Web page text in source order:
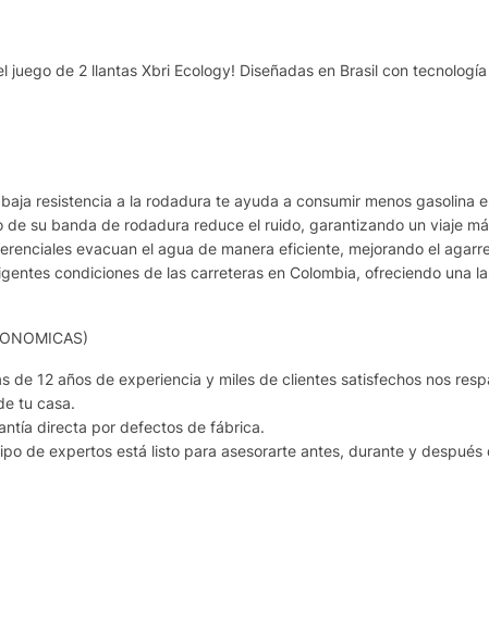
juego de 2 llantas Xbri Ecology! Diseñadas en Brasil con
resistencia a la rodadura te ayuda a consumir menos gasolina
de su banda de rodadura reduce el ruido, garantizando un viaje
evacuan el agua de manera eficiente, mejorando el
condiciones de las carreteras en Colombia, ofreciendo una
de 12 años de experiencia y miles de clientes satisfechos nos
tu casa.
directa por defectos de fábrica.
de expertos está listo para asesorarte antes, durante y